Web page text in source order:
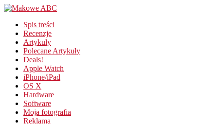
Spis treści
Recenzje
Artykuły
Polecane Artykuły
Deals!
Apple Watch
iPhone/iPad
OS X
Hardware
Software
Moja fotografia
Reklama